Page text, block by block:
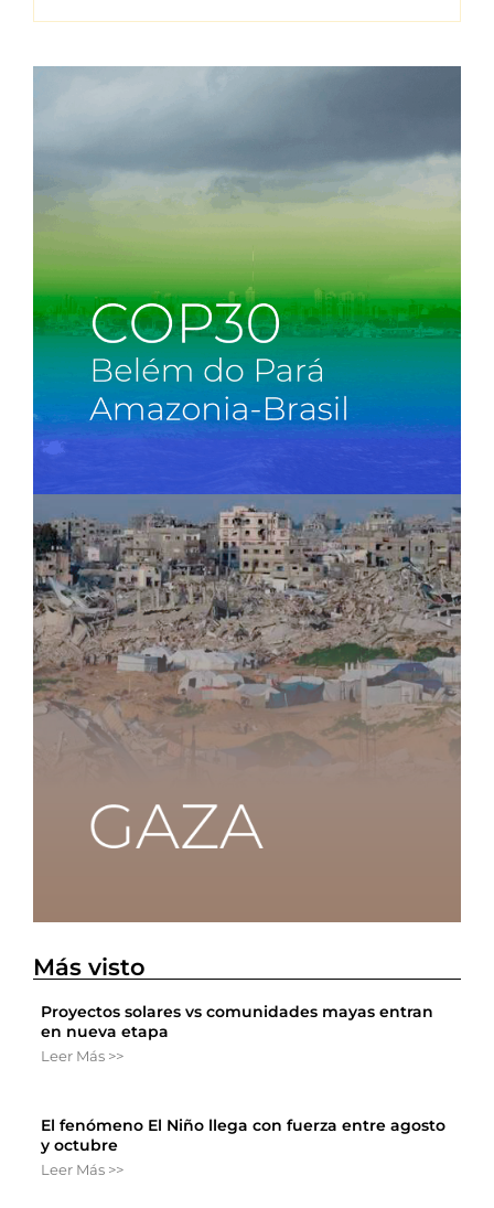
Más visto
Proyectos solares vs comunidades mayas entran
en nueva etapa
Leer Más >>
El fenómeno El Niño llega con fuerza entre agosto
y octubre
Leer Más >>